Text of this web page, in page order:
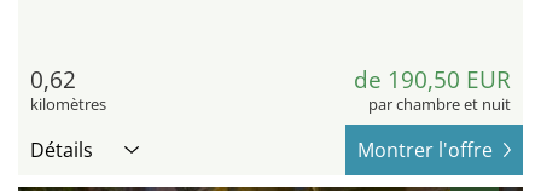
0,62
kilomètres
de 190,50 EUR
par chambre et nuit
Détails Montrer l'offre